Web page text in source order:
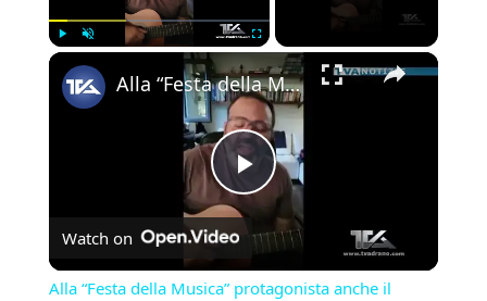
Fullscreen ×
Play
Video
Alla “Festa della Musica” protagonista anche il musicista di origini adranite Riccardo Tomasello
Watch on
Alla “Festa della Musica” protagonista anche il